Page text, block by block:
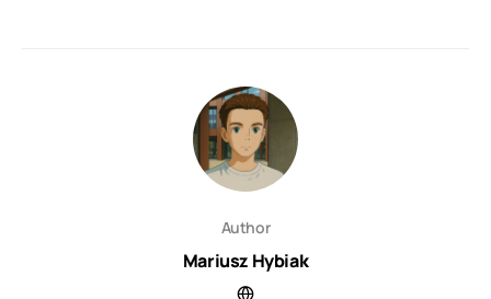
Author
Mariusz Hybiak